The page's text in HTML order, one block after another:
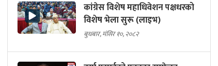
कांग्रेस विशेष महाधिवेशन पक्षधरको
विशेष भेला सुरू (लाइभ)
बुधबार, मंसिर १०, २०८२